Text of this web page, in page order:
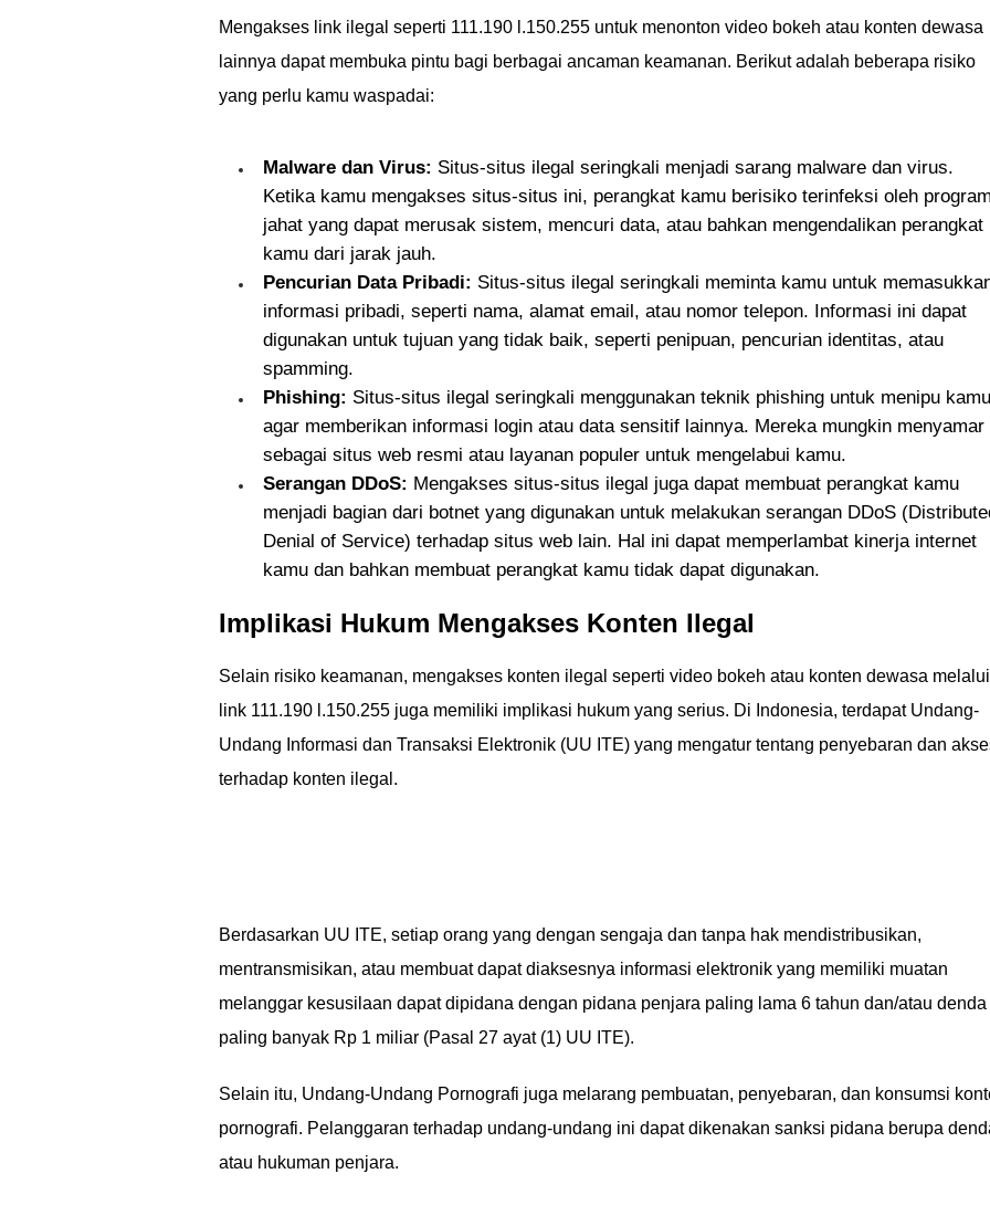
Mengakses link ilegal seperti 111.190 l.150.255 untuk menonton video bokeh atau konten dewasa
lainnya dapat membuka pintu bagi berbagai ancaman keamanan. Berikut adalah beberapa risiko
yang perlu kamu waspadai:
Malware dan Virus: Situs-situs ilegal seringkali menjadi sarang malware dan virus.
Ketika kamu mengakses situs-situs ini, perangkat kamu berisiko terinfeksi oleh
jahat yang dapat merusak sistem, mencuri data, atau bahkan mengendalikan perangkat
kamu dari jarak jauh.
Pencurian Data Pribadi: Situs-situs ilegal seringkali meminta kamu untuk
informasi pribadi, seperti nama, alamat email, atau nomor telepon. Informasi ini dapat
digunakan untuk tujuan yang tidak baik, seperti penipuan, pencurian identitas, atau
spamming.
Phishing: Situs-situs ilegal seringkali menggunakan teknik phishing untuk menipu kamu
agar memberikan informasi login atau data sensitif lainnya. Mereka mungkin menyamar
sebagai situs web resmi atau layanan populer untuk mengelabui kamu.
Serangan DDoS: Mengakses situs-situs ilegal juga dapat membuat perangkat kamu
menjadi bagian dari botnet yang digunakan untuk melakukan serangan DDoS
Denial of Service) terhadap situs web lain. Hal ini dapat memperlambat kinerja internet
kamu dan bahkan membuat perangkat kamu tidak dapat digunakan.
Implikasi Hukum Mengakses Konten Ilegal
Selain risiko keamanan, mengakses konten ilegal seperti video bokeh atau konten dewasa melalui
link 111.190 l.150.255 juga memiliki implikasi hukum yang serius. Di Indonesia, terdapat Undang-
Undang Informasi dan Transaksi Elektronik (UU ITE) yang mengatur tentang penyebaran dan
terhadap konten ilegal.
Berdasarkan UU ITE, setiap orang yang dengan sengaja dan tanpa hak mendistribusikan,
mentransmisikan, atau membuat dapat diaksesnya informasi elektronik yang memiliki muatan
melanggar kesusilaan dapat dipidana dengan pidana penjara paling lama 6 tahun dan/atau denda
paling banyak Rp 1 miliar (Pasal 27 ayat (1) UU ITE).
Selain itu, Undang-Undang Pornografi juga melarang pembuatan, penyebaran, dan konsumsi
pornografi. Pelanggaran terhadap undang-undang ini dapat dikenakan sanksi pidana berupa
atau hukuman penjara.